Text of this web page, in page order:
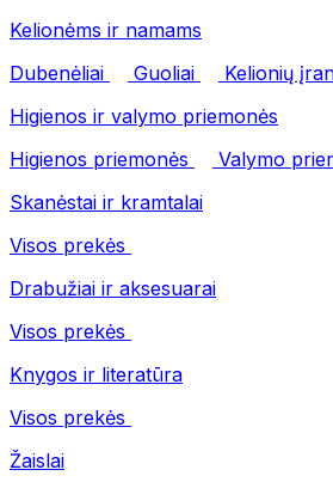
Kelionėms ir namams
Dubenėliai
Guoliai
Kelionių
Higienos ir valymo priemonės
Higienos priemonės
Valymo
Skanėstai ir kramtalai
Visos prekės
Drabužiai ir aksesuarai
Visos prekės
Knygos ir literatūra
Visos prekės
Žaislai